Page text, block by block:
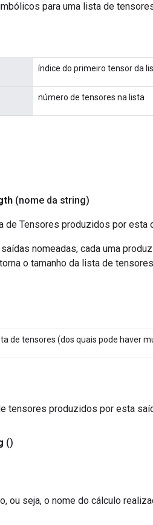
para uma lista de
índice do primeiro tensor da
número de tensores na lista
(nome da string)
de Tensores produzidos por esta
nomeadas, cada uma
o tamanho da lista de
de tensores (dos quais pode haver
tensores produzidos por esta
()
ou seja, o nome do cálculo